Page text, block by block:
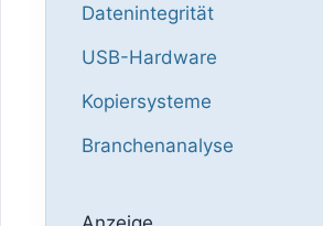
Datenintegrität
USB-Hardware
Kopiersysteme
Branchenanalyse